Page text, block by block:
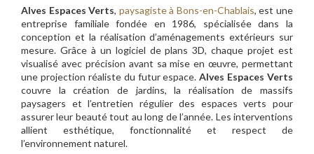
Alves Espaces Verts, paysagiste à Bons-en-Chablais, est une
entreprise familiale fondée en 1986, spécialisée dans la
conception et la réalisation d’aménagements extérieurs sur
mesure. Grâce à un logiciel de plans 3D, chaque projet est
visualisé avec précision avant sa mise en œuvre, permettant
une projection réaliste du futur espace.Alves Espaces Verts
couvre la création de jardins, la réalisation de massifs
paysagers et l’entretien régulier des espaces verts pour
assurer leur beauté tout au long de l’année. Les interventions
allient esthétique, fonctionnalité et respect de
l’environnement naturel.